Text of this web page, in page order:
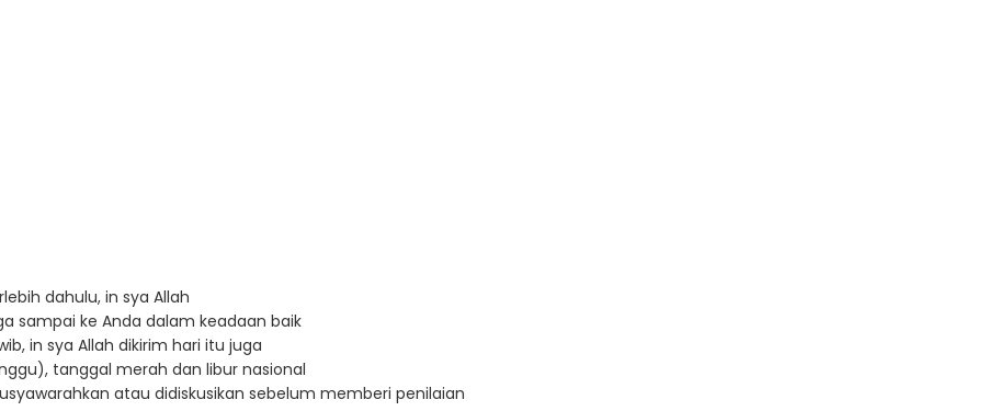
dahulu, in sya Allah
sampai ke Anda dalam keadaan baik
in sya Allah dikirim hari itu juga
tanggal merah dan libur nasional
atau didiskusikan sebelum memberi penilaian